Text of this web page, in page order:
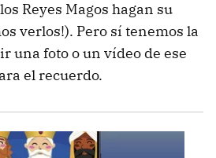
Reyes Magos hagan su
verlos!). Pero sí tenemos la
una foto o un vídeo de ese
el recuerdo.